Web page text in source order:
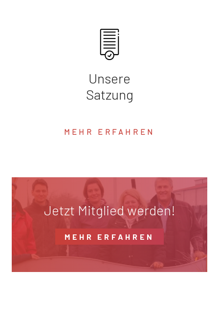
Unsere
Satzung
MEHR ERFAHREN
Jetzt Mitglied werden!
MEHR ERFAHREN